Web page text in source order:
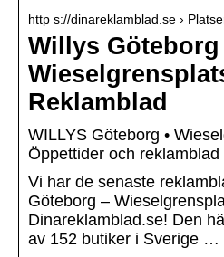
http s://dinareklamblad.se ›
Willys Göteborg
Reklamblad
WILLYS Göteborg •
Öppettider och
Vi har de senaste
Göteborg –
Dinareklamblad.se! Den
av 152 butiker i Sverige …